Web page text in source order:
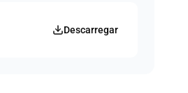
Descarregar